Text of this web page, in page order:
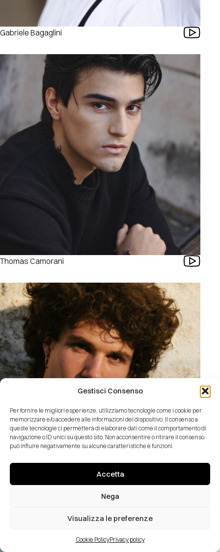
Gestisci Consenso
Per fornire le migliori esperienze, utilizziamo tecnologie come i cookie per
memorizzare e/o accedere alle informazioni del dispositivo. Il consenso a
queste tecnologie ci permetterà di elaborare dati come il comportamento di
navigazione o ID unici su questo sito. Non acconsentire o ritirare il consenso
può influire negativamente su alcune caratteristiche e funzioni.
Accetta
Nega
Visualizza le preferenze
Cookie PolicyPrivacy policy
Gabriele Bagaglini
Thomas Camorani